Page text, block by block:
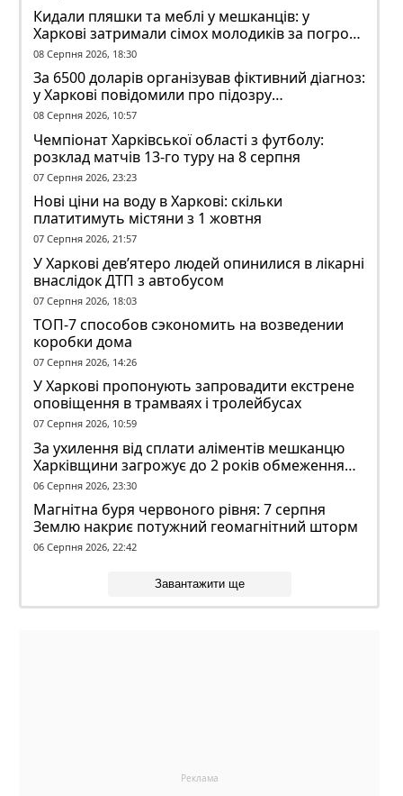
Кидали пляшки та меблі у мешканців: у
Харкові затримали сімох молодиків за погром
у гуртожитку
08 Серпня 2026, 18:30
За 6500 доларів організував фіктивний діагноз:
у Харкові повідомили про підозру
ексзавідувачу психлікарні
08 Серпня 2026, 10:57
Чемпіонат Харківської області з футболу:
розклад матчів 13-го туру на 8 серпня
07 Серпня 2026, 23:23
Нові ціни на воду в Харкові: скільки
платитимуть містяни з 1 жовтня
07 Серпня 2026, 21:57
У Харкові дев’ятеро людей опинилися в лікарні
внаслідок ДТП з автобусом
07 Серпня 2026, 18:03
ТОП-7 способов сэкономить на возведении
коробки дома
07 Серпня 2026, 14:26
У Харкові пропонують запровадити екстрене
оповіщення в трамваях і тролейбусах
07 Серпня 2026, 10:59
За ухилення від сплати аліментів мешканцю
Харківщини загрожує до 2 років обмеження
волі
06 Серпня 2026, 23:30
Магнітна буря червоного рівня: 7 серпня
Землю накриє потужний геомагнітний шторм
06 Серпня 2026, 22:42
Завантажити ще